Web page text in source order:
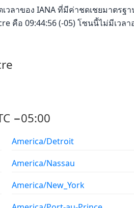
วลาของ IANA ที่มีค่าชดเชยมาตรฐ
คือ 09:44:56 (-05) โซนนี้ไม่มีเว
−05:00
America/Detroit
America/Nassau
America/New_York